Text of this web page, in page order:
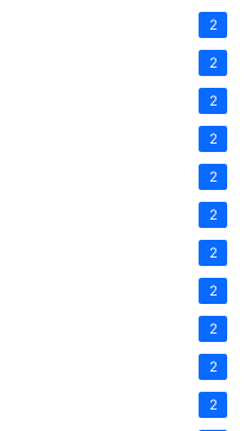
2
2
2
2
2
2
2
2
2
2
2